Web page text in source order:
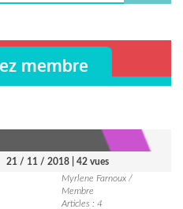
membre
21 / 11 / 2018 | 42 vues
Myrlene Farnoux /
Membre
Articles : 4